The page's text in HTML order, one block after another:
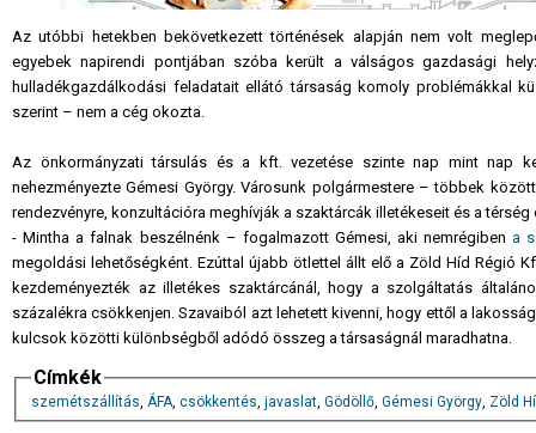
Az utóbbi hetekben bekövetkezett történések alapján nem volt
egyebek napirendi pontjában szóba került a válságos gazdasági
hulladékgazdálkodási feladatait ellátó társaság komoly problémákkal
szerint – nem a cég okozta.
Az önkormányzati társulás és a kft. vezetése szinte nap mint nap
nehezményezte Gémesi György. Városunk polgármestere – többek
rendezvényre, konzultációra meghívják a szaktárcák illetékeseit és a
- Mintha a falnak beszélnénk – fogalmazott Gémesi, aki nemrégibena
megoldási lehetőségként. Ezúttal újabb ötlettel állt elő a Zöld Híd Régió
kezdeményezték az illetékes szaktárcánál, hogy a szolgáltatás
százalékra csökkenjen. Szavaiból azt lehetett kivenni, hogy ettől a
kulcsok közötti különbségből adódó összeg a társaságnál maradhatna.
Címkék
szemétszállítás, ÁFA, csökkentés, javaslat, Gödöllő, Gémesi György, Zöld